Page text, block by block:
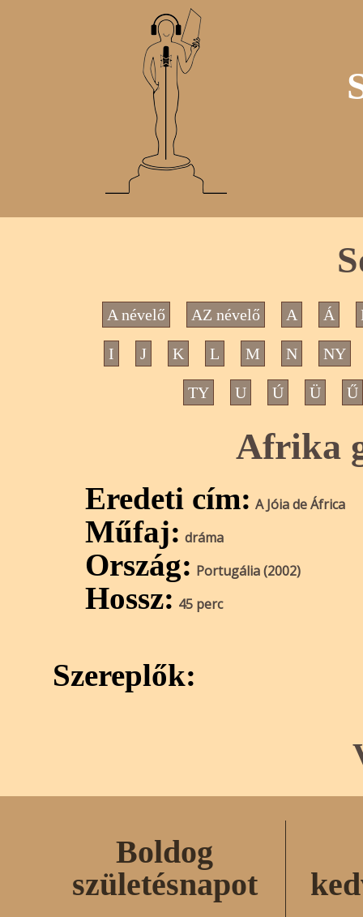
A névelő AZ névelő A Á
I J K L M N NY
TY U Ú Ü Ű
Afrika
Eredeti cím: A Jóia de África
Műfaj: dráma
Ország: Portugália (2002)
Hossz: 45 perc
Szereplők:
Boldog
születésnapot